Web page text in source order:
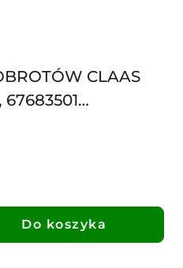
CLAAS
67683501
080101
Do koszyka